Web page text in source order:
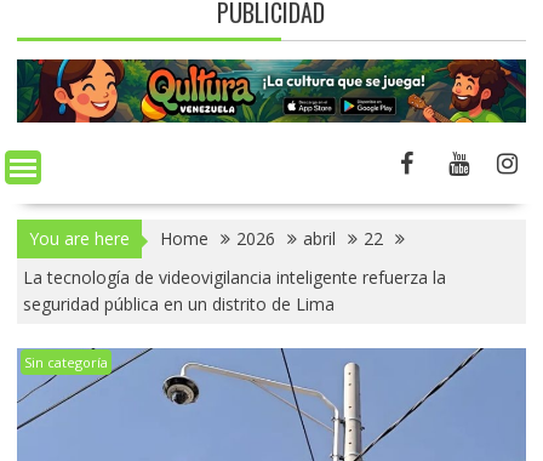
PUBLICIDAD
You are here Home 2026 abril
22
La tecnología de videovigilancia inteligente refuerza la
seguridad pública en un distrito de Lima
Sin categoría